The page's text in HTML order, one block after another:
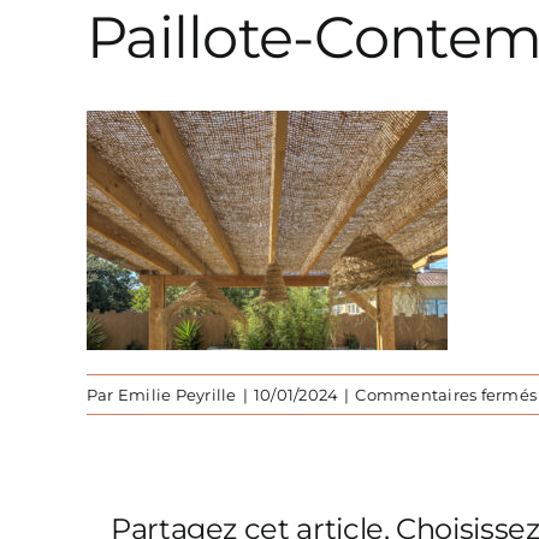
Paillote-
Par Emilie Peyrille | 10/01/2024 | Commentaires fermés
Partagez cet article,